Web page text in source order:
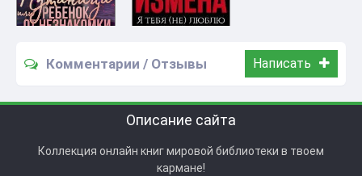
Комментарии / Отзывы Написать
Описание сайта
Коллекция онлайн книг мировой библиотеки в твоем
кармане!